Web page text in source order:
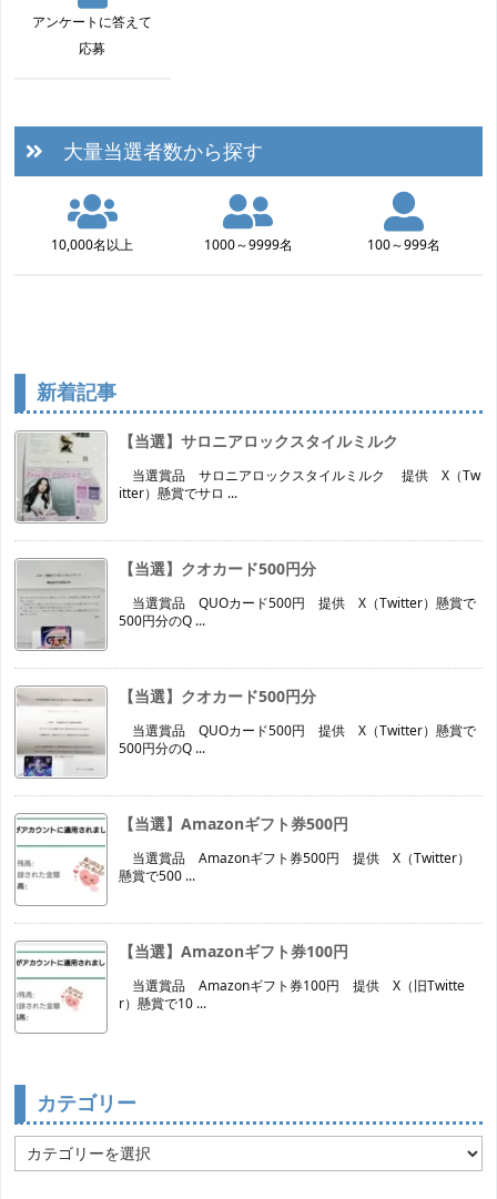
アンケートに答えて
応募
大量当選者数から探す
10,000名以上 1000～9999名 100～999名
新着記事
【当選】サロニアロックスタイルミルク
当選賞品 サロニアロックスタイルミルク 提供 X（Tw
itter）懸賞でサロ ...
【当選】クオカード500円分
当選賞品 QUOカード500円 提供 X（Twitter）懸賞で
500円分のQ ...
【当選】クオカード500円分
当選賞品 QUOカード500円 提供 X（Twitter）懸賞で
500円分のQ ...
【当選】Amazonギフト券500円
当選賞品 Amazonギフト券500円 提供 X（Twitter）
懸賞で500 ...
【当選】Amazonギフト券100円
当選賞品 Amazonギフト券100円 提供 X（旧Twitte
r）懸賞で10 ...
カテゴリー
カ
テ